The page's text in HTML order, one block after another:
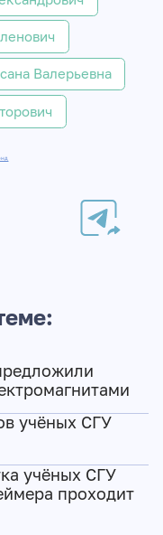
Валерьевна
учёных СГУ
учёных СГУ
проходит